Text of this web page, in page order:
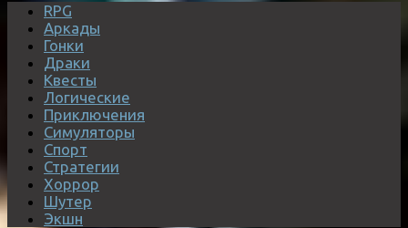
RPG
Аркады
Гонки
Драки
Квесты
Логические
Приключения
Симуляторы
Спорт
Стратегии
Хоррор
Шутер
Экшн